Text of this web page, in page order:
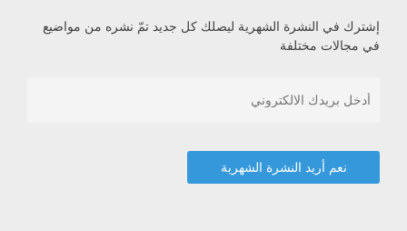
إشترك في النشرة الشهرية ليصلك كل جديد تمّ نشره من مواضيع
في مجالات مختلفة